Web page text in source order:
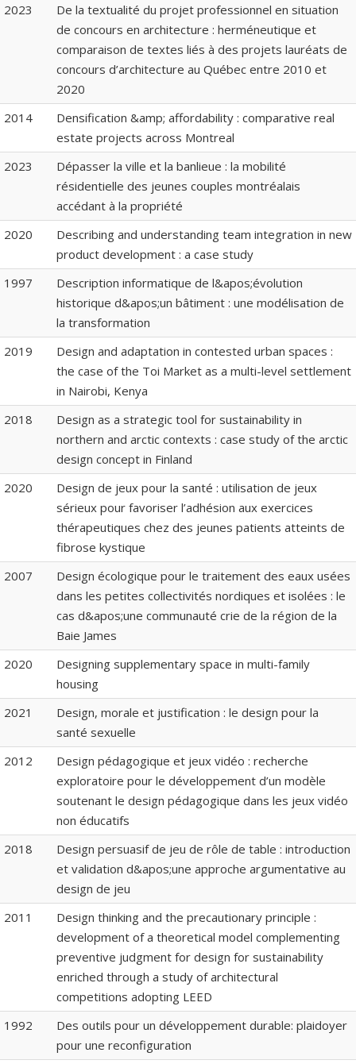
2023
De la textualité du projet professionnel en situation
de concours en architecture : herméneutique et
comparaison de textes liés à des projets lauréats de
concours d’architecture au Québec entre 2010 et
2020
2014
Densification &amp; affordability : comparative real
estate projects across Montreal
2023
Dépasser la ville et la banlieue : la mobilité
résidentielle des jeunes couples montréalais
accédant à la propriété
2020
Describing and understanding team integration in new
product development : a case study
1997
Description informatique de l&apos;évolution
historique d&apos;un bâtiment : une modélisation de
la transformation
2019
Design and adaptation in contested urban spaces :
the case of the Toi Market as a multi-level settlement
in Nairobi, Kenya
2018
Design as a strategic tool for sustainability in
northern and arctic contexts : case study of the arctic
design concept in Finland
2020
Design de jeux pour la santé : utilisation de jeux
sérieux pour favoriser l’adhésion aux exercices
thérapeutiques chez des jeunes patients atteints de
fibrose kystique
2007
Design écologique pour le traitement des eaux usées
dans les petites collectivités nordiques et isolées : le
cas d&apos;une communauté crie de la région de la
Baie James
2020
Designing supplementary space in multi-family
housing
2021
Design, morale et justification : le design pour la
santé sexuelle
2012
Design pédagogique et jeux vidéo : recherche
exploratoire pour le développement d’un modèle
soutenant le design pédagogique dans les jeux vidéo
non éducatifs
2018
Design persuasif de jeu de rôle de table : introduction
et validation d&apos;une approche argumentative au
design de jeu
2011
Design thinking and the precautionary principle :
development of a theoretical model complementing
preventive judgment for design for sustainability
enriched through a study of architectural
competitions adopting LEED
1992
Des outils pour un développement durable: plaidoyer
pour une reconfiguration